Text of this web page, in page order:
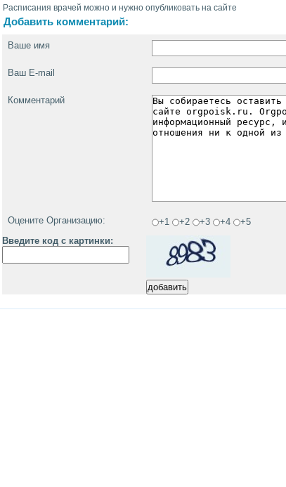
Расписания врачей можно и нужно опубликовать на сайте
Добавить комментарий:
Ваше имя
Ваш E-mail
Комментарий
Оцените Организацию: +1 +2 +3 +4
+5
Введите код с картинки: